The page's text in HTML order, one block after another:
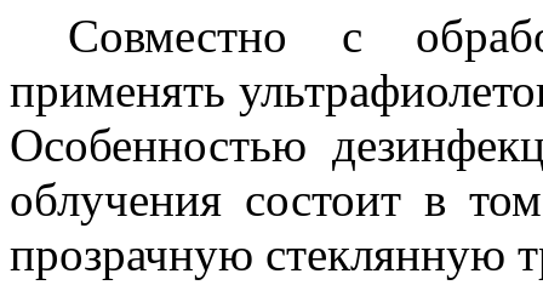
Совместно с
применять
Особенностью
облучения состоит в
прозрачную стеклянную